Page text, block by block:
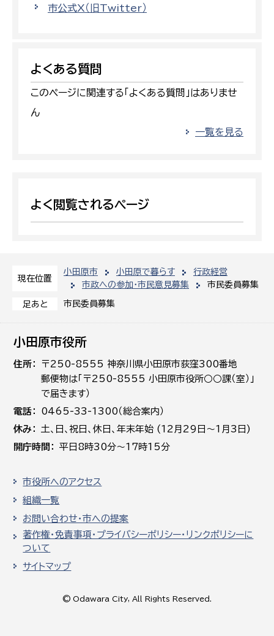
現在位置
小田原市 小田原で暮らす
行政経営
市政への参加・市民意見募集
市民委員募集
足あと 市民委員募集
市公式X（旧Twitter）
よくある質問
このページに関連する「よくある質問」はありませ
ん
一覧を見る
よく閲覧されるページ
小田原市役所
住所
〒250-8555 神奈川県小田原市荻窪300番地
郵便物は「〒250-8555 小田原市役所○○課（室）」
で届きます）
電話
0465-33-1300（総合案内）
休み
土､日､祝日、休日、年末年始 (12月29日～1月3日)
開庁時間
平日8時30分～17時15分
市役所へのアクセス
組織一覧
お問い合わせ・市への提案
著作権・免責事項・プライバシーポリシー・リンクポリシーに
ついて
サイトマップ
© Odawara City, All Rights Reserved.